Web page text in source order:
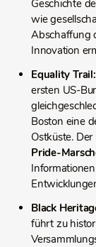
Geschichte
wie
Abschaffung
Innovation
Equality Trail:
ersten US-
Boston eine
Ostküste.
Pride-
Black
führt zu